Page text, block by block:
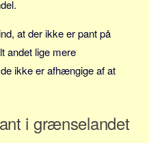
at der ikke er pant på
andet lige mere
ikke er afhængige af at
i grænselandet